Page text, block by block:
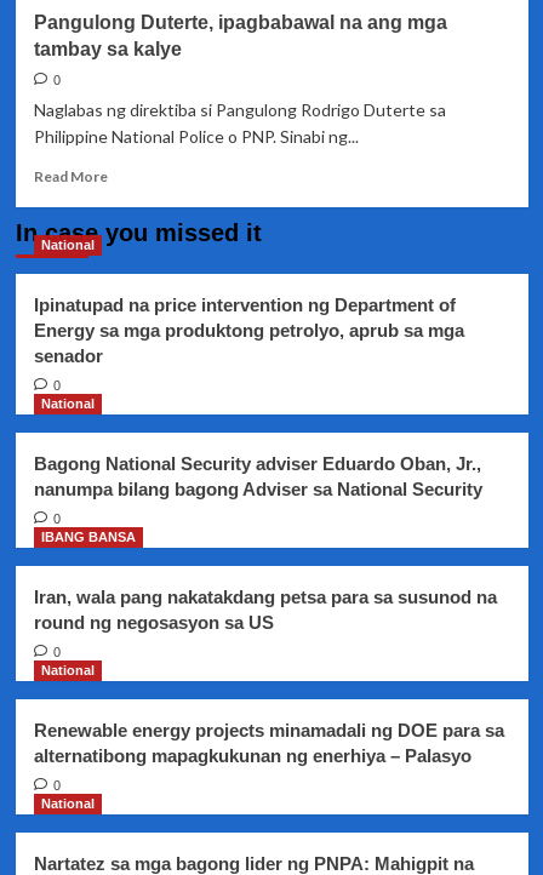
19
Pangulong Duterte, ipagbabawal na ang mga
tambay sa kalye
0
Naglabas ng direktiba si Pangulong Rodrigo Duterte sa
Philippine National Police o PNP. Sinabi ng...
Read MoreRead
Pangulong
na
ang
In case you missed it
National
Ipinatupad na price intervention ng Department of
Energy sa mga produktong petrolyo, aprub sa mga
senador
0
National
Bagong National Security adviser Eduardo Oban, Jr.,
nanumpa bilang bagong Adviser sa National Security
0
IBANG BANSA
Iran, wala pang nakatakdang petsa para sa susunod na
round ng negosasyon sa US
0
National
Renewable energy projects minamadali ng DOE para sa
alternatibong mapagkukunan ng enerhiya – Palasyo
0
National
Nartatez sa mga bagong lider ng PNPA: Mahigpit na